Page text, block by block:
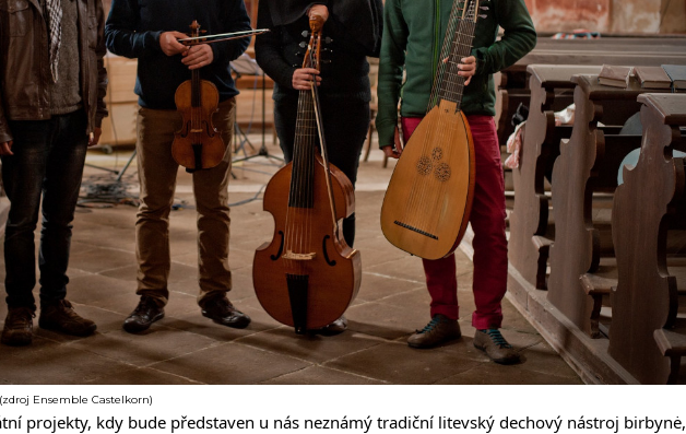
Ensemble Castelkorn)
projekty, kdy bude představen u nás neznámý tradiční litevský dechový nástroj birbynė,